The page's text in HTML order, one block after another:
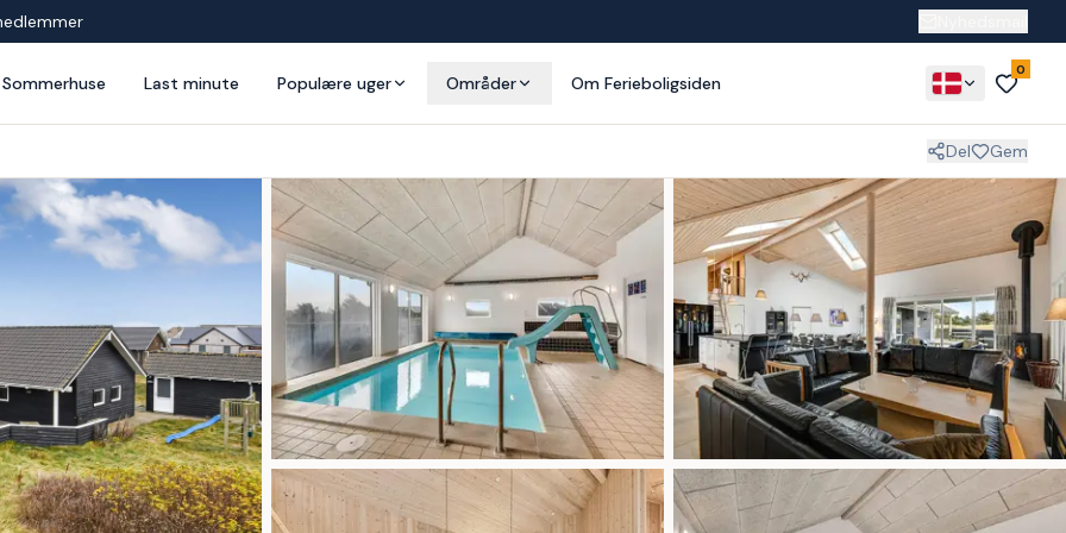
Sommerhuse Last minute Populære uger Områder Om Ferieboligsiden
0
Del Gem